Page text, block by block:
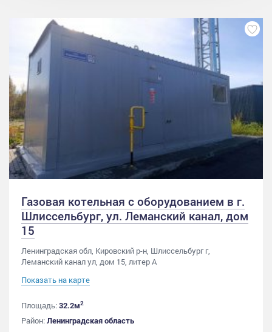
Газовая котельная с оборудованием в г.
Шлиссельбург, ул. Леманский канал, дом
15
Ленинградская обл, Кировский р-н, Шлиссельбург г,
Леманский канал ул, дом 15, литер А
Показать на карте
Площадь:32.2м2
Район:Ленинградская область